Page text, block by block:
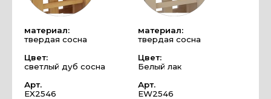
материал:
твердая сосна
Цвет:
светлый дуб сосна
Арт.
EX2546
материал:
твердая сосна
Цвет:
Белый лак
Арт.
EW2546